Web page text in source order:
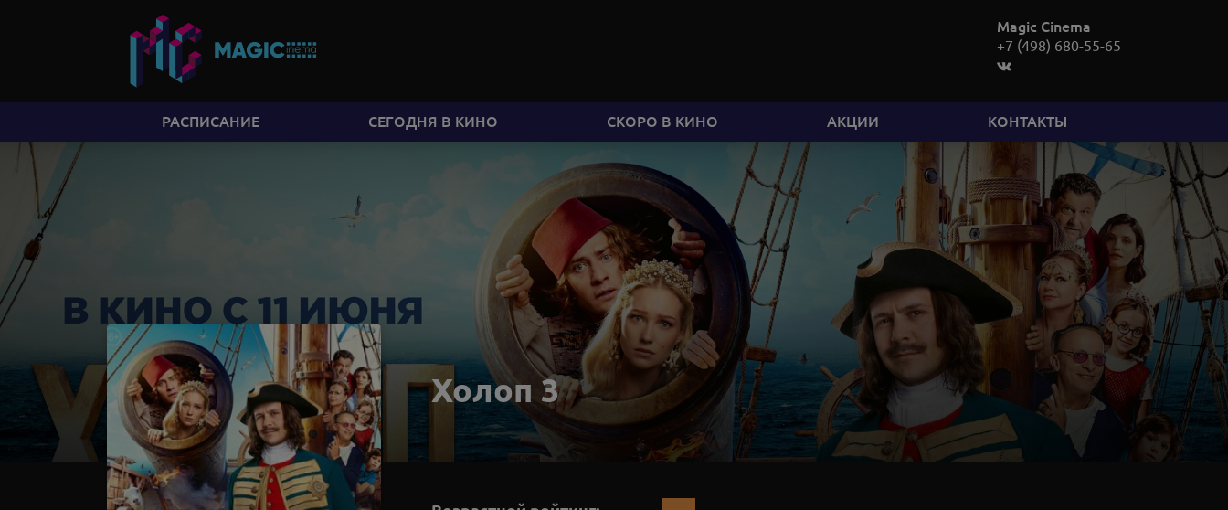
Magic Cinema
+7 (498) 680-55-65
РАСПИСАНИЕ СЕГОДНЯ В КИНО СКОРО В КИНО АКЦИИ КОНТАКТЫ
Холоп 3